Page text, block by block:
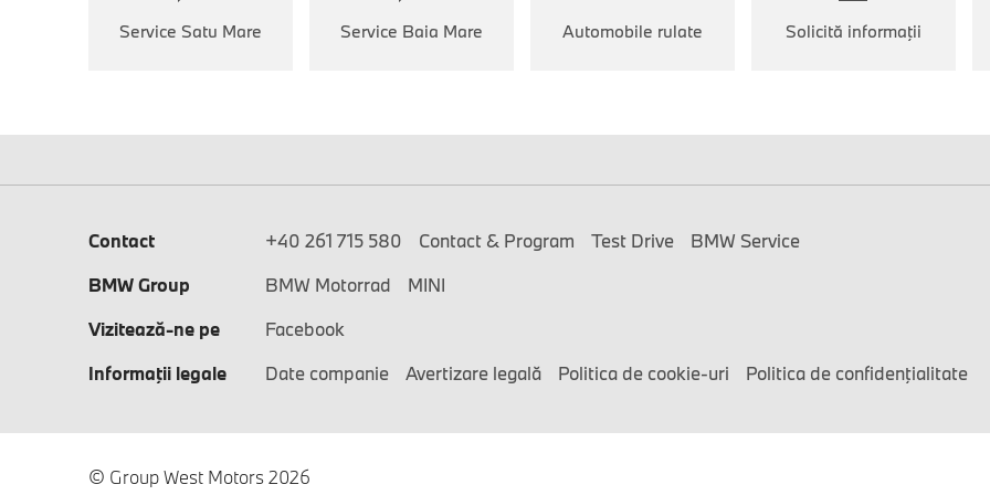
Service Satu Mare Service Baia Mare Automobile rulate Solicită informaţii
Contact +40 261 715 580 Contact & Program Test Drive
BMW Service
BMW Group
BMW Motorrad
MINI
Vizitează-ne pe
Facebook
Informaţii legale
Date companie Avertizare legală Politica de cookie-uri Politica de confidenţialitate
© Group West Motors 2026